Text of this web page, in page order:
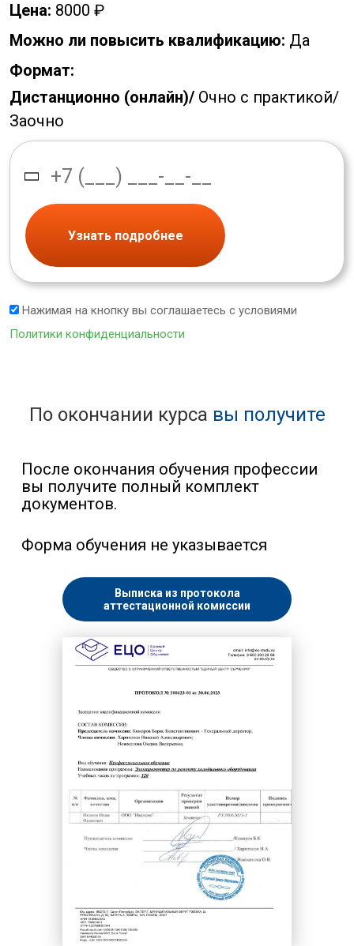
Цена: 8000 ₽
Можно ли повысить квалификацию: Да
Формат:
Дистанционно (онлайн)/ Очно с практикой/
Заочно
Узнать подробнее
Нажимая на кнопку вы соглашаетесь с условиями
Политики конфиденциальности
По окончании курса вы получите
После окончания обучения профессии
вы получите полный комплект
документов.
Форма обучения не указывается
Выписка из протокола
аттестационной комиссии